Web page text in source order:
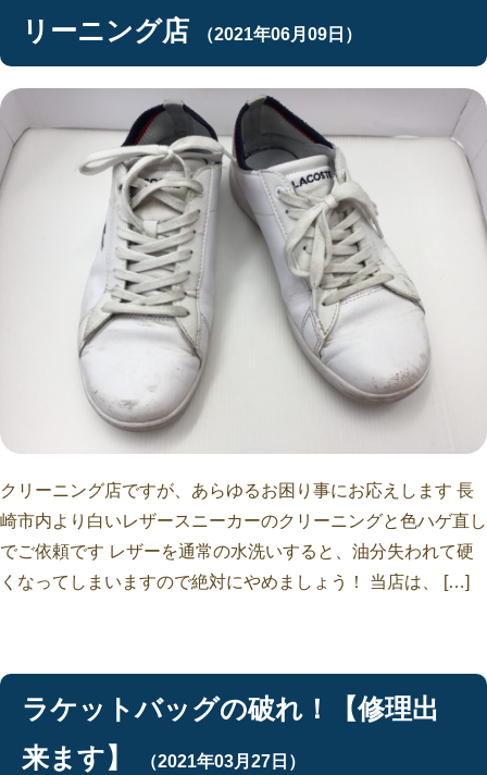
リーニング店
（2021年06月09日）
クリーニング店ですが、あらゆるお困り事にお応えします 長
崎市内より白いレザースニーカーのクリーニングと色ハゲ直し
でご依頼です レザーを通常の水洗いすると、油分失われて硬
くなってしまいますので絶対にやめましょう！ 当店は、 […]
ラケットバッグの破れ！【修理出
来ます】
（2021年03月27日）